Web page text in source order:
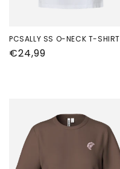
PCSALLY SS O-NECK T-SHIRT
Normale
€24,99